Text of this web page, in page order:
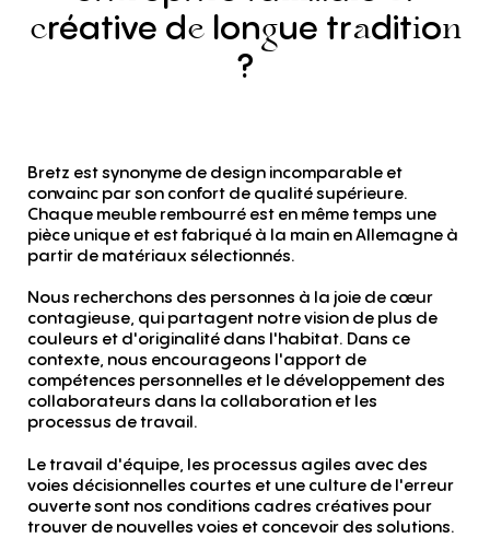
créative de longue tradition
?
Bretz est synonyme de design incomparable et
convainc par son confort de qualité supérieure.
Chaque meuble rembourré est en même temps une
pièce unique et est fabriqué à la main en Allemagne à
partir de matériaux sélectionnés.
Nous recherchons des personnes à la joie de cœur
contagieuse, qui partagent notre vision de plus de
couleurs et d'originalité dans l'habitat. Dans ce
contexte, nous encourageons l'apport de
compétences personnelles et le développement des
collaborateurs dans la collaboration et les
processus de travail.
Le travail d'équipe, les processus agiles avec des
voies décisionnelles courtes et une culture de l'erreur
ouverte sont nos conditions cadres créatives pour
trouver de nouvelles voies et concevoir des solutions.